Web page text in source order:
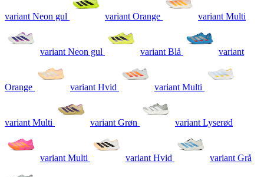
variant Neon gul variant Orange variant Multi
variant Neon gul variant Blå variant
Orange variant Hvid variant Multi
variant Multi variant Grøn variant Lyserød
variant Multi variant Hvid variant Grå